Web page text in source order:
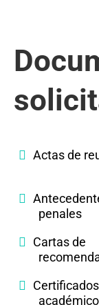
Actas de
penales
Cartas de
Certificados